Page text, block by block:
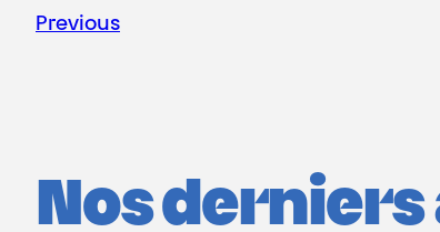
Previous
Nos derniers